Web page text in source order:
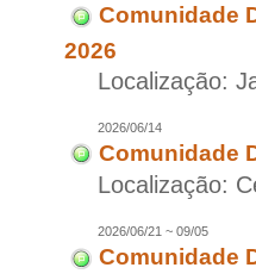
Comunidade
2026
Localização:
2026/06/14
Comunidade
Localização:
2026/06/21 ~ 09/05
Comunidade